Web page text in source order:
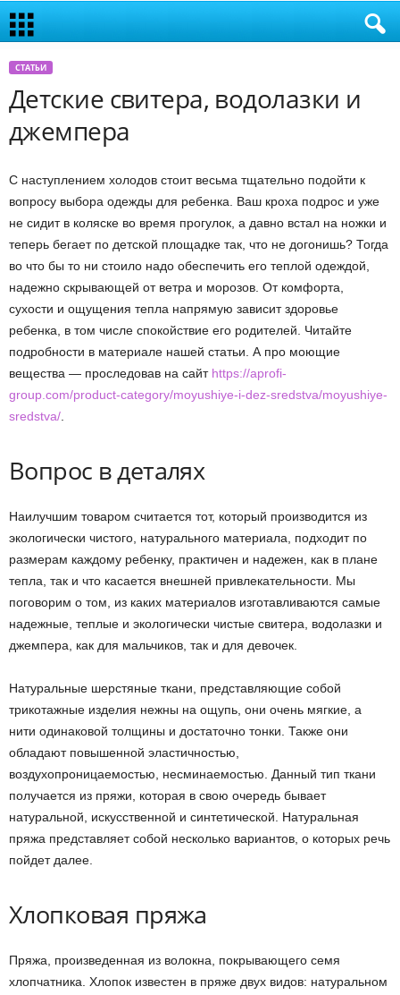
СТАТЬИ
Детские свитера, водолазки и
джемпера
С наступлением холодов стоит весьма тщательно подойти к
вопросу выбора одежды для ребенка. Ваш кроха подрос и уже
не сидит в коляске во время прогулок, а давно встал на ножки и
теперь бегает по детской площадке так, что не догонишь? Тогда
во что бы то ни стоило надо обеспечить его теплой одеждой,
надежно скрывающей от ветра и морозов. От комфорта,
сухости и ощущения тепла напрямую зависит здоровье
ребенка, в том числе спокойствие его родителей. Читайте
подробности в материале нашей статьи. А про моющие
вещества — проследовав на сайт https://aprofi-
group.com/product-category/moyushiye-i-dez-sredstva/moyushiye-
sredstva/
Вопрос в деталях
Наилучшим товаром считается тот, который производится из
экологически чистого, натурального материала, подходит по
размерам каждому ребенку, практичен и надежен, как в плане
тепла, так и что касается внешней привлекательности. Мы
поговорим о том, из каких материалов изготавливаются самые
надежные, теплые и экологически чистые свитера, водолазки и
джемпера, как для мальчиков, так и для девочек.
Натуральные шерстяные ткани, представляющие собой
трикотажные изделия нежны на ощупь, они очень мягкие, а
нити одинаковой толщины и достаточно тонки. Также они
обладают повышенной эластичностью,
воздухопроницаемостью, несминаемостью. Данный тип ткани
получается из пряжи, которая в свою очередь бывает
натуральной, искусственной и синтетической. Натуральная
пряжа представляет собой несколько вариантов, о которых речь
пойдет далее.
Хлопковая пряжа
Пряжа, произведенная из волокна, покрывающего семя
хлопчатника. Хлопок известен в пряже двух видов: натуральном